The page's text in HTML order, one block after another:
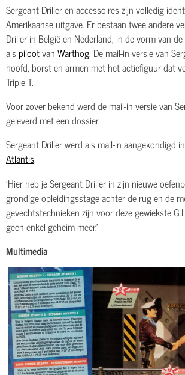
Sergeant Driller en accessoires zijn volledig
Amerikaanse uitgave. Er bestaan twee andere
Driller in België en Nederland, in de vorm van de
alspilootvanWarthog. De mail-in versie van
hoofd, borst en armen met het actiefiguur dat
Triple T.
Voor zover bekend werd de mail-in versie van
geleverd met een dossier.
Sergeant Driller werd als mail-in aangekondigd
Atlantis.
'Hier heb je Sergeant Driller in zijn nieuwe
grondige opleidingsstage achter de rug en de
gevechtstechnieken zijn voor deze gewiekste
geen enkel geheim meer.'
Multimedia